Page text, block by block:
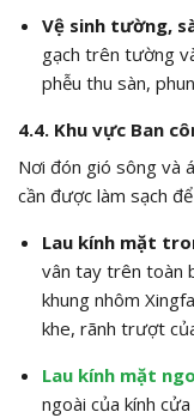
Vệ sinh tường,
gạch trên tường
phễu thu sàn,
4.4. Khu vực Ban
Nơi đón gió sông và
cần được làm sạch
Lau kính mặt
vân tay trên toàn
khung nhôm
khe, rãnh trượt
Lau kính mặt
ngoài của kính